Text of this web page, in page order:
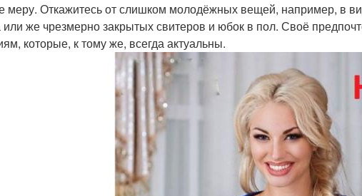
меру. Откажитесь от слишком молодёжных вещей, например, в
же чрезмерно закрытых свитеров и юбок в пол. Своё
которые, к тому же, всегда актуальны.